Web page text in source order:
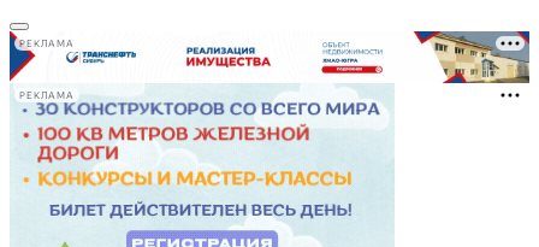
РЕКЛАМА
РЕКЛАМА